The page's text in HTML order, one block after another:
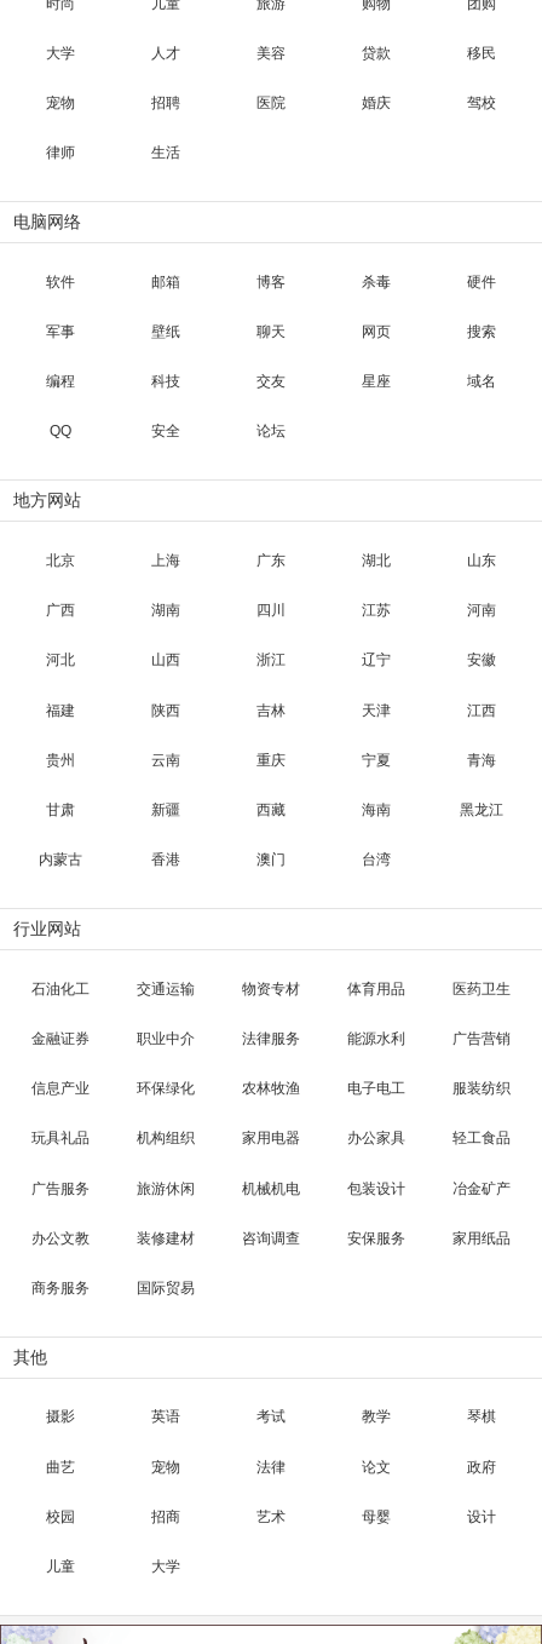
大学 人才 美容 贷款 移民
宠物 招聘 医院 婚庆 驾校
律师 生活
电脑网络
软件 邮箱 博客 杀毒 硬件
军事 壁纸 聊天 网页 搜索
编程 科技 交友 星座 域名
QQ 安全 论坛
地方网站
北京 上海 广东 湖北 山东
广西 湖南 四川 江苏 河南
河北 山西 浙江 辽宁 安徽
福建 陕西 吉林 天津 江西
贵州 云南 重庆 宁夏 青海
甘肃 新疆 西藏 海南 黑龙江
内蒙古 香港 澳门 台湾
行业网站
石油化工 交通运输 物资专材 体育用品 医药卫生
金融证券 职业中介 法律服务 能源水利 广告营销
信息产业 环保绿化 农林牧渔 电子电工 服装纺织
玩具礼品 机构组织 家用电器 办公家具 轻工食品
广告服务 旅游休闲 机械机电 包装设计 冶金矿产
办公文教 装修建材 咨询调查 安保服务 家用纸品
商务服务 国际贸易
其他
摄影 英语 考试 教学 琴棋
曲艺 宠物 法律 论文 政府
校园 招商 艺术 母婴 设计
儿童 大学